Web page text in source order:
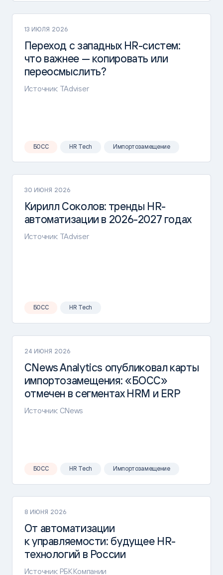
13 ИЮЛЯ 2026
Переход с западных HR-систем:
что важнее — копировать или
переосмыслить?
Источник: TAdviser
БОСС HR Tech Импортозамещение
30 ИЮНЯ 2026
Кирилл Соколов: тренды HR-
автоматизации в 2026-2027 годах
Источник: TAdviser
БОСС HR Tech
24 ИЮНЯ 2026
CNews Analytics опубликовал карты
импортозамещения: «БОСС»
отмечен в сегментах HRM и ERP
Источник: CNews
БОСС HR Tech Импортозамещение
8 ИЮНЯ 2026
От автоматизации
к управляемости: будущее HR-
технологий в России
Источник: РБК Компании